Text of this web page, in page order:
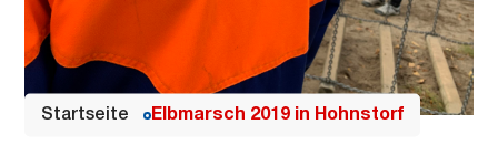
Startseite Elbmarsch 2019 in Hohnstorf